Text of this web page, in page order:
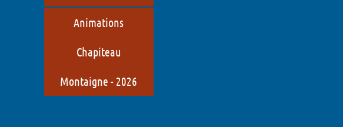
Animations
Chapiteau
Montaigne - 2026